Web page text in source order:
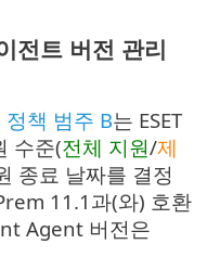
전트 버전 관리
정책 범주 B는 ESET
수준(전체 지원/제
종료 날짜를 결정
11.1과(와) 호환
Agent 버전은